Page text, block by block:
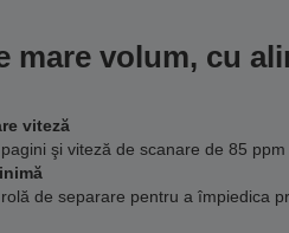
mare volum, cu
viteză
şi viteză de scanare de 85
de separare pentru a împiedica